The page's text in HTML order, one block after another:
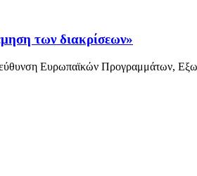
των διακρίσεων»
Ευρωπαϊκών Προγραμμάτων,